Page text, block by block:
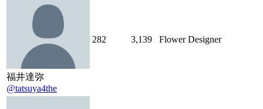
福井達弥
@tatsuya4the
282 3,139 Flower Designer